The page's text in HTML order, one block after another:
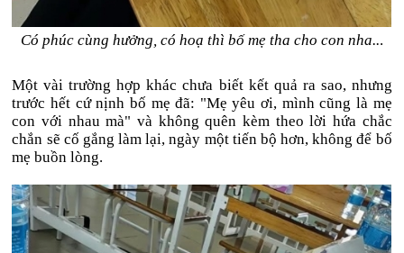
Có phúc cùng hưởng, có hoạ thì bố mẹ tha cho con nha...
Một vài trường hợp khác chưa biết kết quả ra sao, nhưng
trước hết cứ nịnh bố mẹ đã: "Mẹ yêu ơi, mình cũng là mẹ
con với nhau mà" và không quên kèm theo lời hứa chắc
chắn sẽ cố gắng làm lại, ngày một tiến bộ hơn, không để bố
mẹ buồn lòng.